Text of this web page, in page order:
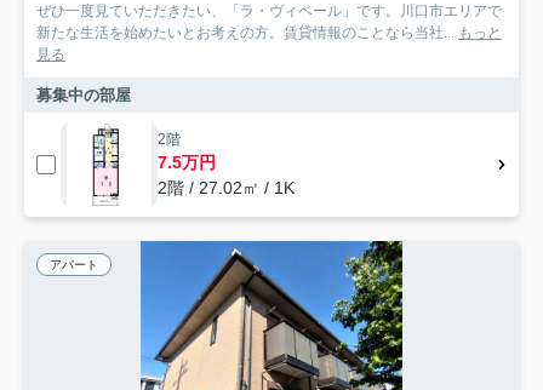
ぜひ一度見ていただきたい、「ラ・ヴィベール」です。川口市エリアで
新たな生活を始めたいとお考えの方。賃貸情報のことなら当社... もっと
見る
募集中の部屋
2階
7.5万円
2階 / 27.02㎡ / 1K
アパート